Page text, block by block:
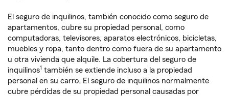
El seguro de inquilinos, también conocido como seguro de
apartamentos, cubre su propiedad personal, como
computadoras, televisores, aparatos electrónicos, bicicletas,
muebles y ropa, tanto dentro como fuera de su apartamento
u otra vivienda que alquile. La cobertura del seguro de
inquilinos1 también se extiende incluso a la propiedad
personal en su carro. El seguro de inquilinos normalmente
cubre pérdidas de su propiedad personal causadas por